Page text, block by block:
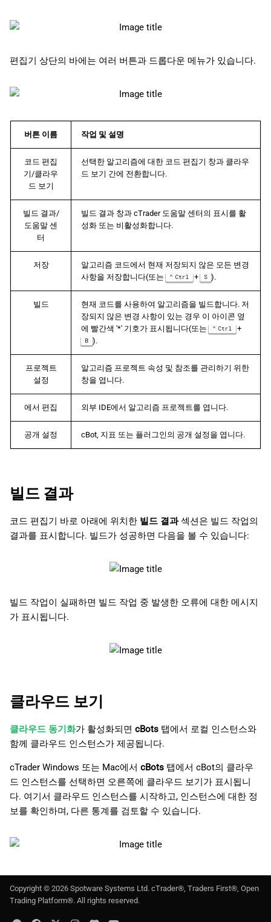
편집기 상단의 바에는 여러 버튼과 드롭다운 메뉴가 있습니다.
버튼 이름 작업 및 설명
코드 편집
기/클라우
드 보기
선택한 알고리즘에 대한 코드 편집기 창과 클라우
드 보기 간에 전환합니다.
빌드 결과/
도움말 센
터
빌드 결과 창과 cTrader 도움말 센터의 표시를 활
성화 또는 비활성화합니다.
저장
알고리즘 코드에서 현재 저장되지 않은 모든 변경
사항을 저장합니다(또는
Ctrl + S ).
빌드
현재 코드를 사용하여 알고리즘을 빌드합니다. 저
장되지 않은 변경 사항이 있는 경우 이 아이콘 옆
에 빨간색 '*' 기호가 표시됩니다(또는
Ctrl +
B ).
프로젝트
설정
알고리즘 프로젝트 속성 및 참조를 관리하기 위한
창을 엽니다.
에서 편집 외부 IDE에서 알고리즘 프로젝트를 엽니다.
공개 설정 cBot, 지표 또는 플러그인의 공개 설정을 엽니다.
빌드 결과
코드 편집기 바로 아래에 위치한 빌드 결과섹션은 빌드 작업의
결과를 표시합니다. 빌드가 성공하면 다음을 볼 수 있습니다:
빌드 작업이 실패하면 빌드 작업 중 발생한 오류에 대한 메시지
가 표시됩니다.
클라우드 보기
클라우드 동기화가 활성화되면 cBots 탭에서 로컬 인스턴스와
함께 클라우드 인스턴스가 제공됩니다.
cTrader Windows 또는 Mac에서 cBots 탭에서 cBot의 클라우
드 인스턴스를 선택하면 오른쪽에 클라우드 보기가 표시됩니
다. 여기서 클라우드 인스턴스를 시작하고, 인스턴스에 대한 정
보를 확인하며, 다른 통계를 검토할 수 있습니다.
Copyright © 2026 Spotware Systems Ltd. cTrader®, Traders First®, Open
Trading Platform®. All rights reserved.